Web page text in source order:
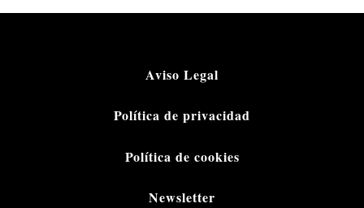
Aviso Legal
Política de privacidad
Política de cookies
Newsletter